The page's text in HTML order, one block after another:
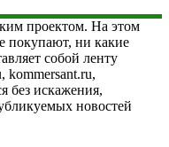
проектом. На этом
покупают, ни какие
собой ленту
kommersant.ru,
без искажения,
новостей